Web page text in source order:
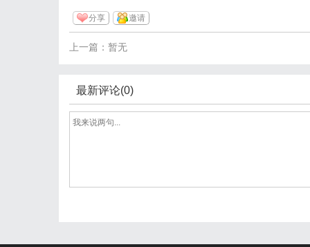
分享 邀请
上一篇：暂无
最新评论(0)